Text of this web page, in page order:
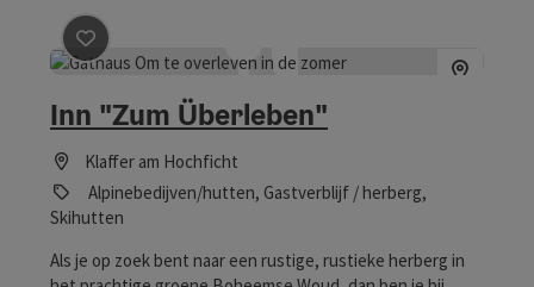
Bijdrage aankruisen: Inn "Zum Überleben"
Inn "Zum Überleben"
Klaffer am Hochficht
Alpinebedijven/hutten, Gastverblijf / herberg,
Skihutten
Als je op zoek bent naar een rustige, rustieke herberg in